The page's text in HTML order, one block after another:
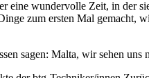
wundervolle Zeit, in der
zum ersten Mal gemacht,
sagen: Malta, wir sehen uns